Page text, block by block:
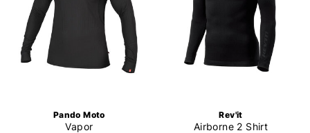
Pando Moto
Vapor
Rev'it
Airborne 2 Shirt